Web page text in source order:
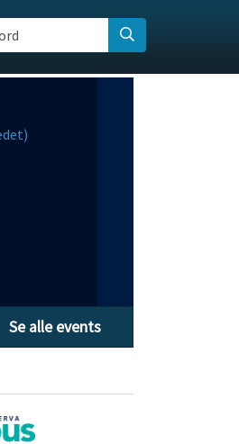
Se alle events